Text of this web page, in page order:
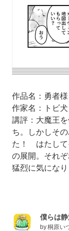
作品名：勇者
作家名：トビ犬
講評：大魔王
ち。しかしそ
た！ はたして
の展開。それ
猛烈に気になり
僕らは
by桐原い